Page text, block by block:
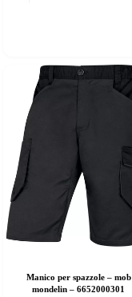
Manico per spazzole – mob
mondelin – 6652000301